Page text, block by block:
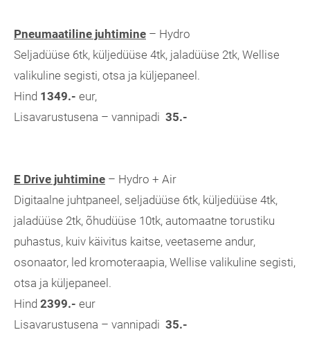
Pneumaatiline juhtimine – Hydro
Seljadüüse 6tk, küljedüüse 4tk, jaladüüse 2tk, Wellise
valikuline segisti, otsa ja küljepaneel.
Hind 1349.- eur,
Lisavarustusena – vannipadi 35.-
E Drive juhtimine – Hydro + Air
Digitaalne juhtpaneel, seljadüüse 6tk, küljedüüse 4tk,
jaladüüse 2tk, õhudüüse 10tk, automaatne torustiku
puhastus, kuiv käivitus kaitse, veetaseme andur,
osonaator, led kromoteraapia, Wellise valikuline segisti,
otsa ja küljepaneel.
Hind 2399.- eur
Lisavarustusena – vannipadi 35.-